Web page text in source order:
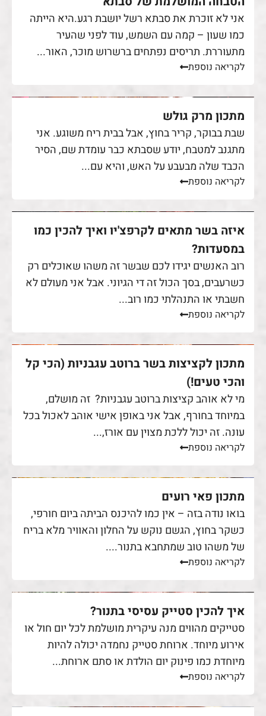
אני לא זוכרת את סבתא רשל יושבת רגע.היא הייתה
כמו שעון – קמה עם השמש, עוד לפני שהעיר
מתעוררת. תריסים נפתחים ברשרוש מוכר, האור...
לקריאה נוספת
מתכון מרק גולש
שבת בבוקר, קריר בחוץ, אבל בבית ריח משוגע. אני
מתגנב למטבח, יודע שסבתא כבר עומדת שם, הסיר
הכבד שלה מבעבע על האש, והיא עם...
לקריאה נוספת
איזה בשר מתאים לקרפצ'יו ואיך להכין כמו
במסעדות?
רוב האנשים יגידו לכם שבשר זה משהו שאוכלים רק
כשרעבים, בסך הכול זה די הגיוני. אבל אני מעולם לא
חשבתי או התנהלתי כמו רוב...
לקריאה נוספת
מתכון לקציצות בשר ברוטב עגבניות (הכי קל
והכי טעים!)
מי לא אוהב קציצות ברוטב עגבניות? זה מושלם,
במיוחד בחורף, אבל אני באופן אישי אוהב לאכול בכל
עונה. זה יכול ללכת מצוין עם אורז,...
לקריאה נוספת
מתכון פאי רועים
בואו נודה בזה – אין כמו להיכנס הביתה ביום חורפי,
כשקר בחוץ, הגשם נוקש על החלון והאוויר מלא בריח
של משהו טוב שמתחבא בתנור....
לקריאה נוספת
איך להכין סטייק עסיסי בתנור?
סטייקים מהווים מנה עיקרית מושלמת לכל יום חול או
אירוע מיוחד. ארוחת סטייק נחמדה יכולה להיות
מיוחדת כמו פינוק יום הולדת או סתם ארוחת...
לקריאה נוספת